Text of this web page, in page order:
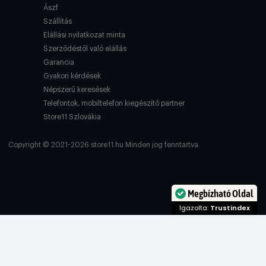
Ászf
Szállítás
Elállási nyilatkozat minta
Szerződéstől való elállás
Garancia
Gyakori kérdések
Népszerű keresések
Telefontok, mobiltelefon kiegészítő partner
Store11 Szlovákia
Copyright © 2021-2026 store11.hu Minden jog fenntartva
Megbízható Oldal
Igazolta: Trustindex